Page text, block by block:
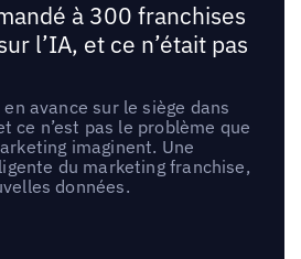
à 300 franchises
l’IA, et ce n’était pas
avance sur le siège dans
ce n’est pas le problème que
imaginent. Une
du marketing franchise,
données.